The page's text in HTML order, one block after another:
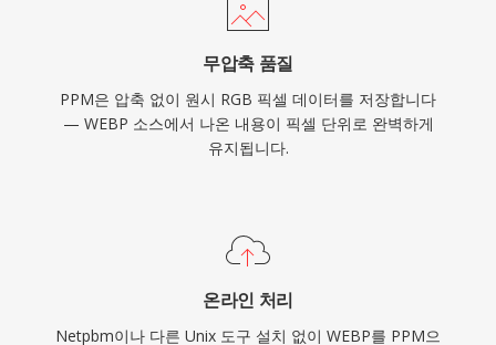
무압축 품질
PPM은 압축 없이 원시 RGB 픽셀 데이터를 저장합니다
— WEBP 소스에서 나온 내용이 픽셀 단위로 완벽하게
유지됩니다.
온라인 처리
Netpbm이나 다른 Unix 도구 설치 없이 WEBP를 PPM으